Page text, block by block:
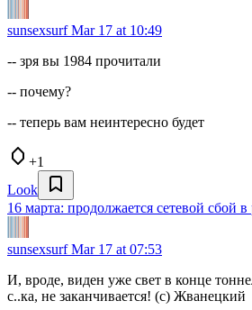
sunsexsurfMar 17 at 10:49
-- зря вы 1984 прочитали
-- почему?
-- теперь вам неинтересно будет
+1
Look
16 марта: продолжается сетевой сбой
sunsexsurfMar 17 at 07:53
И, вроде, виден уже свет в конце
с..ка, не заканчивается! (с) Жванецкий